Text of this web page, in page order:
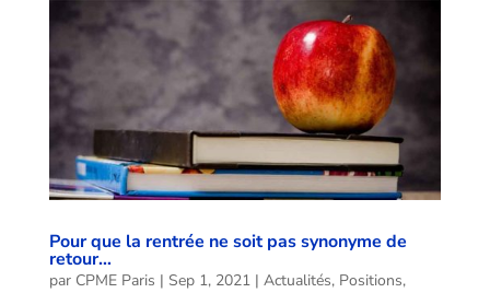
Pour que la rentrée ne soit pas synonyme de
retour…
par CPME Paris | Sep 1, 2021| Actualités, Positions,